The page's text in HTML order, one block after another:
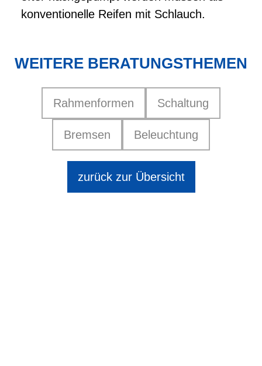
konventionelle Reifen mit Schlauch.
WEITERE BERATUNGSTHEMEN
Rahmenformen Schaltung
Bremsen Beleuchtung
zurück zur Übersicht